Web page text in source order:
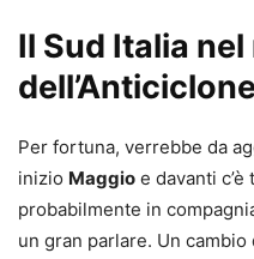
Il Sud Italia
Per fortuna, verrebbe da
inizio Maggio e davanti c’è
probabilmente in
un gran parlare. Un